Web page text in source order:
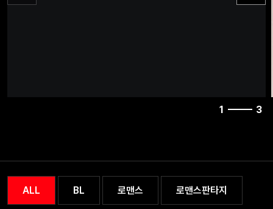
1 3
ALL BL 로맨스 로맨스판타지